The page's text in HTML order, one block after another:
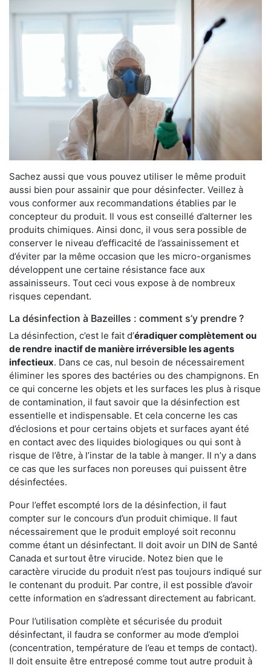
Sachez aussi que vous pouvez utiliser le même produit
aussi bien pour assainir que pour désinfecter. Veillez à
vous conformer aux recommandations établies par le
concepteur du produit. Il vous est conseillé d’alterner les
produits chimiques. Ainsi donc, il vous sera possible de
conserver le niveau d’efficacité de l’assainissement et
d’éviter par la même occasion que les micro-organismes
développent une certaine résistance face aux
assainisseurs. Tout ceci vous expose à de nombreux
risques cependant.
La désinfection à Bazeilles : comment s’y prendre ?
La désinfection, c’est le fait d’éradiquer complètement ou
de rendre inactif de manière irréversible les agents
infectieux. Dans ce cas, nul besoin de nécessairement
éliminer les spores des bactéries ou des champignons. En
ce qui concerne les objets et les surfaces les plus à risque
de contamination, il faut savoir que la désinfection est
essentielle et indispensable. Et cela concerne les cas
d’éclosions et pour certains objets et surfaces ayant été
en contact avec des liquides biologiques ou qui sont à
risque de l’être, à l’instar de la table à manger. II n’y a dans
ce cas que les surfaces non poreuses qui puissent être
désinfectées.
Pour l’effet escompté lors de la désinfection, il faut
compter sur le concours d’un produit chimique. Il faut
nécessairement que le produit employé soit reconnu
comme étant un désinfectant. Il doit avoir un DIN de Santé
Canada et surtout être virucide. Notez bien que le
caractère virucide du produit n’est pas toujours indiqué sur
le contenant du produit. Par contre, il est possible d’avoir
cette information en s’adressant directement au fabricant.
Pour l’utilisation complète et sécurisée du produit
désinfectant, il faudra se conformer au mode d’emploi
(concentration, température de l’eau et temps de contact).
Il doit ensuite être entreposé comme tout autre produit à